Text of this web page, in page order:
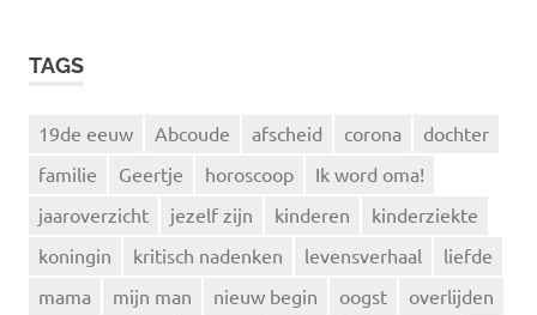
TAGS
19de eeuw Abcoude afscheid corona
dochter
familie
Geertje horoscoop
Ik word oma!
jaaroverzicht
jezelf zijn kinderen
kinderziekte
koningin
kritisch nadenken levensverhaal
liefde
mama
mijn man nieuw begin oogst
overlijden